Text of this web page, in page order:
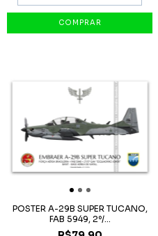
POSTER A-29B SUPER TUCANO,
FAB 5949, 2º/...